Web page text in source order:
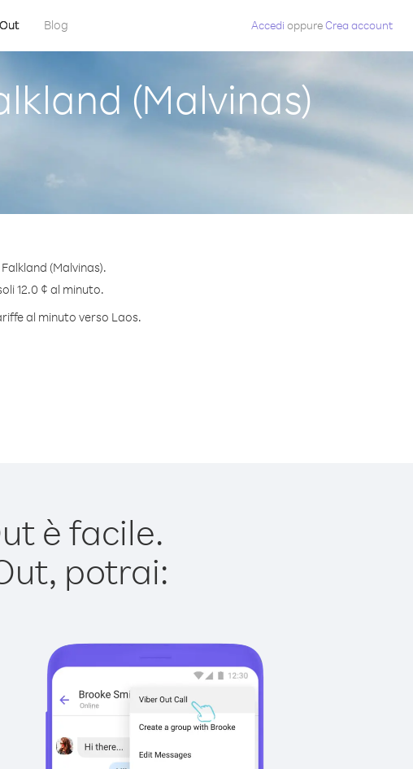
Blog Accedi oppureCrea account
(Malvinas)
(Malvinas).
12.0 ¢ al minuto.
al minuto verso Laos.
è facile.
potrai: